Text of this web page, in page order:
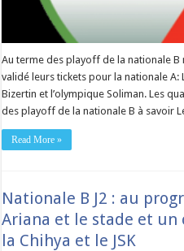
Au terme des playoff de la nationale
validé leurs tickets pour la nationale A:
Bizertin et l’olympique Soliman. Les
des playoff de la nationale B à savoir
Read More »
Nationale B J2 : au
Ariana et le stade et un
la Chihya et le JSK